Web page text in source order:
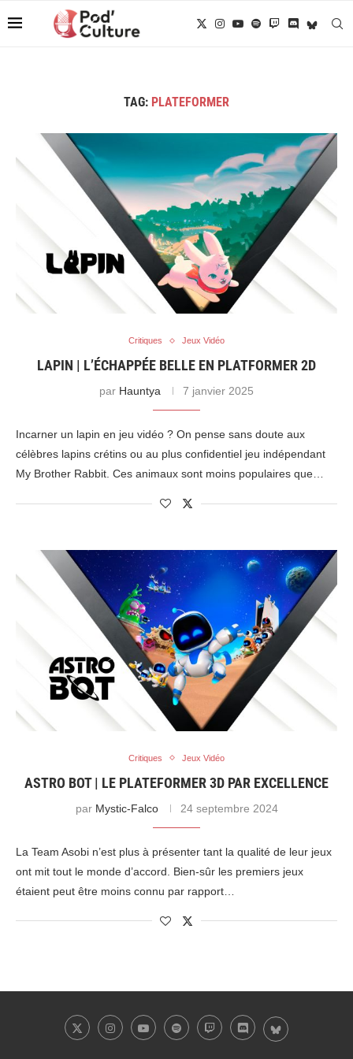
TAG: PLATEFORMER
Critiques Jeux Vidéo
LAPIN | L’ÉCHAPPÉE BELLE EN PLATFORMER 2D
par Hauntya 7 janvier 2025
Incarner un lapin en jeu vidéo ? On pense sans doute aux
célèbres lapins crétins ou au plus confidentiel jeu indépendant
My Brother Rabbit. Ces animaux sont moins populaires que…
Critiques Jeux Vidéo
ASTRO BOT | LE PLATEFORMER 3D PAR EXCELLENCE
par Mystic-Falco 24 septembre 2024
La Team Asobi n’est plus à présenter tant la qualité de leur jeux
ont mit tout le monde d’accord. Bien-sûr les premiers jeux
étaient peut être moins connu par rapport…